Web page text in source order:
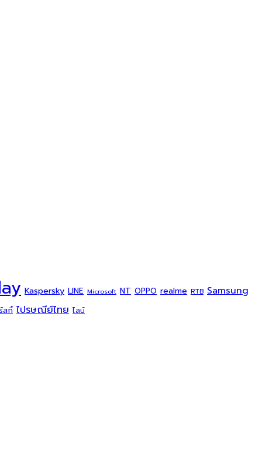
Kaspersky LINE Microsoft NT OPPO realme RTB Samsung
สกี้ ไปรษณีย์ไทย ไลน์